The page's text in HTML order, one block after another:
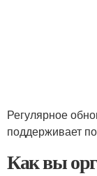
Регулярное
поддерживает
Как вы